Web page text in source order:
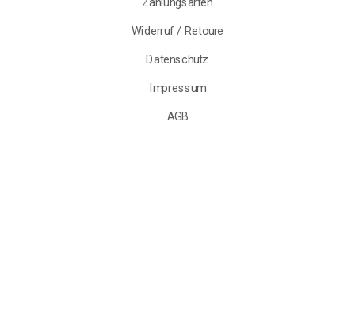
Versand & Lieferung
Zahlungsarten
Widerruf / Retoure
Datenschutz